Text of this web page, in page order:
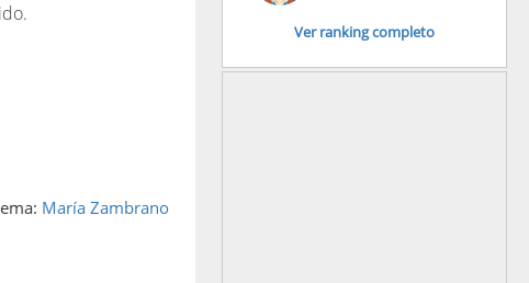
María Zambrano
Ver ranking completo